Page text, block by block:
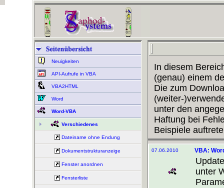
Neuigkeiten
API-Aufrufe in VBA
VBA2HTML
Word
Word-VBA
Verschiedenes
Dateiname ohne Endung
Dokumentstrukturanzeige
Fenster anordnen
Fensterliste
In diesem
(genau) einem
Die zum
(weiter-
unter den
Haftung bei
Beispiele
07.06.2010 VBA:
unter